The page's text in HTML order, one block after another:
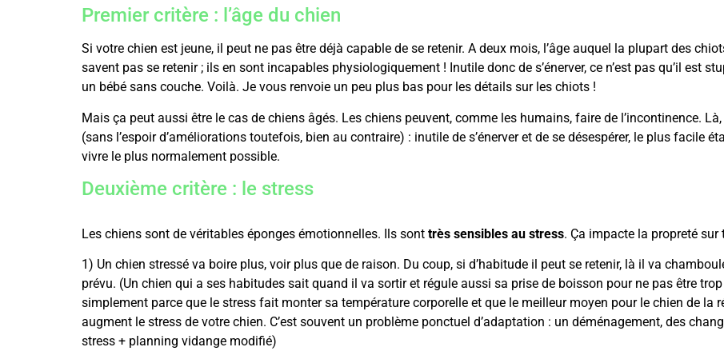
Premier critère : l’âge du chien
Si votre chien est jeune, il peut ne pas être déjà capable de se retenir. A deux mois, l’âge auquel la plupart des
savent pas se retenir ; ils en sont incapables physiologiquement ! Inutile donc de s’énerver, ce n’est pas qu’il est
un bébé sans couche. Voilà. Je vous renvoie un peu plus bas pour les détails sur les chiots !
Mais ça peut aussi être le cas de chiens âgés. Les chiens peuvent, comme les humains, faire de l’incontinence.
(sans l’espoir d’améliorations toutefois, bien au contraire) : inutile de s’énerver et de se désespérer, le plus facile
vivre le plus normalement possible.
Deuxième critère : le stress
Les chiens sont de véritables éponges émotionnelles. Ils sont très sensibles au stress. Ça impacte la propreté sur
1) Un chien stressé va boire plus, voir plus que de raison. Du coup, si d’habitude il peut se retenir, là il va
prévu. (Un chien qui a ses habitudes sait quand il va sortir et régule aussi sa prise de boisson pour ne pas être
simplement parce que le stress fait monter sa température corporelle et que le meilleur moyen pour le chien de la
augment le stress de votre chien. C’est souvent un problème ponctuel d’adaptation : un déménagement, des
stress + planning vidange modifié)